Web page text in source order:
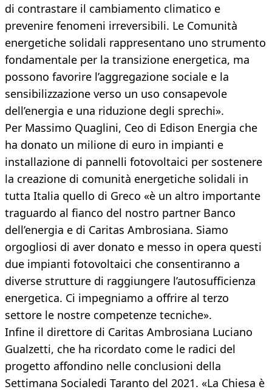
di contrastare il cambiamento climatico e
prevenire fenomeni irreversibili. Le Comunità
energetiche solidali rappresentano uno strumento
fondamentale per la transizione energetica, ma
possono favorire l’aggregazione sociale e la
sensibilizzazione verso un uso consapevole
dell’energia e una riduzione degli sprechi».
Per Massimo Quaglini, Ceo di Edison Energia che
ha donato un milione di euro in impianti e
installazione di pannelli fotovoltaici per sostenere
la creazione di comunità energetiche solidali in
tutta Italia quello di Greco «è un altro importante
traguardo al fianco del nostro partner Banco
dell’energia e di Caritas Ambrosiana. Siamo
orgogliosi di aver donato e messo in opera questi
due impianti fotovoltaici che consentiranno a
diverse strutture di raggiungere l’autosufficienza
energetica. Ci impegniamo a offrire al terzo
settore le nostre competenze tecniche».
Infine il direttore di Caritas Ambrosiana Luciano
Gualzetti, che ha ricordato come le radici del
progetto affondino nelle conclusioni della
Settimana Socialedi Taranto del 2021. «La Chiesa è